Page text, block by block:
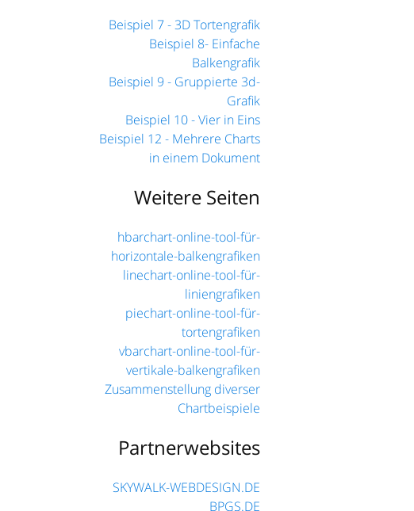
Beispiel 7 - 3D Tortengrafik
Beispiel 8- Einfache
Balkengrafik
Beispiel 9 - Gruppierte 3d-
Grafik
Beispiel 10 - Vier in Eins
Beispiel 12 - Mehrere Charts
in einem Dokument
Weitere Seiten
hbarchart-online-tool-für-
horizontale-balkengrafiken
linechart-online-tool-für-
liniengrafiken
piechart-online-tool-für-
tortengrafiken
vbarchart-online-tool-für-
vertikale-balkengrafiken
Zusammenstellung diverser
Chartbeispiele
Partnerwebsites
SKYWALK-WEBDESIGN.DE
BPGS.DE